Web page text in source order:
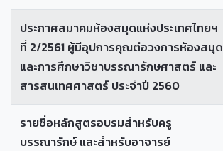
ประกาศสมาคมห้องสมุดแห่งประเทศไทยฯ
ที่ 2/2561 ผู้มีอุปการคุณต่อวงการห้องสมุด
และการศึกษาวิชาบรรณารักษศาสตร์ และ
สารสนเทศศาสตร์ ประจำปี 2560
รายชื่อหลักสูตรอบรมสำหรับครู
บรรณารักษ์ และสำหรับอาจารย์